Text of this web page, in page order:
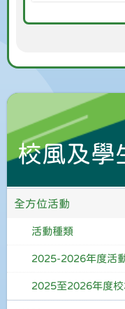
校風及學
全方位活動
活動種類
2025-2026年度活
2025至2026年度